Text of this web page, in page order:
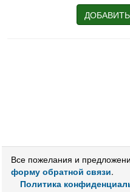
Все пожелания и
форму обратной связи.
Политика